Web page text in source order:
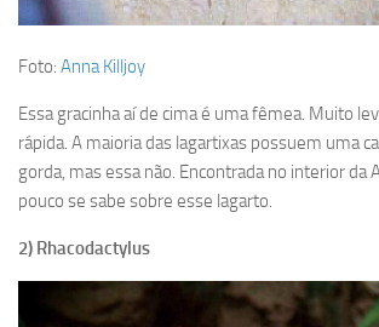
Foto: Anna Killjoy
Essa gracinha aí de cima é uma fêmea. Muito
rápida. A maioria das lagartixas possuem uma
gorda, mas essa não. Encontrada no interior da
pouco se sabe sobre esse lagarto.
2) Rhacodactylus